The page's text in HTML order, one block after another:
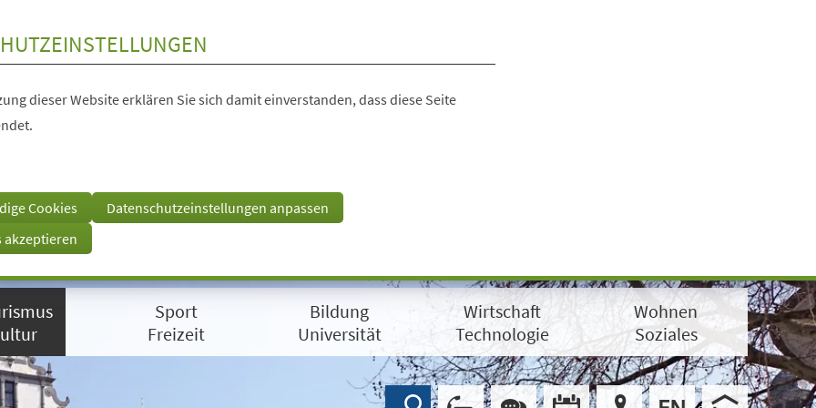
dieser Website erklären Sie sich damit einverstanden, dass diese Seite
Cookies
Datenschutzeinstellungen anpassen
akzeptieren
Sport
Freizeit
Bildung
Universität
Wirtschaft
Technologie
Wohnen
Soziales